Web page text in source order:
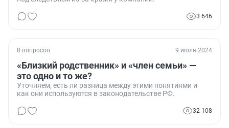
3 646
8 вопросов 9 июля 2024
«Близкий родственник» и «член семьи» —
это одно и то же?
Уточняем, есть ли разница между этими понятиями и
как они используются в законодательстве РФ.
32 108